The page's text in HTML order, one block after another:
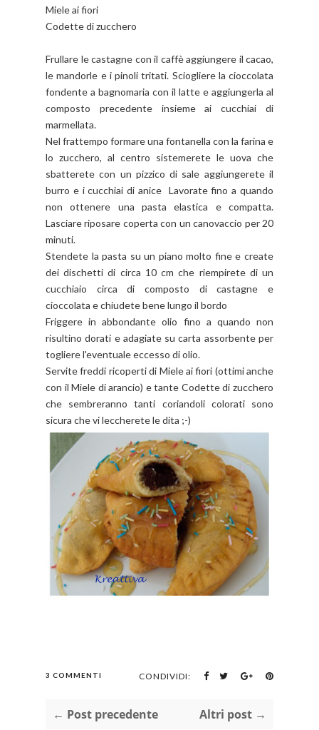
Miele ai fiori
Codette di zucchero
Frullare le castagne con il caffè aggiungere il cacao,
le mandorle e i pinoli tritati. Sciogliere la cioccolata
fondente a bagnomaria con il latte e aggiungerla al
composto precedente insieme ai cucchiai di
marmellata.
Nel frattempo formare una fontanella con la farina e
lo zucchero, al centro sistemerete le uova che
sbatterete con un pizzico di sale aggiungerete il
burro e i cucchiai di anice Lavorate fino a quando
non ottenere una pasta elastica e compatta.
Lasciare riposare coperta con un canovaccio per 20
minuti.
Stendete la pasta su un piano molto fine e create
dei dischetti di circa 10 cm che riempirete di un
cucchiaio circa di composto di castagne e
cioccolata e chiudete bene lungo il bordo
Friggere in abbondante olio fino a quando non
risultino dorati e adagiate su carta assorbente per
togliere l'eventuale eccesso di olio.
Servite freddi ricoperti di Miele ai fiori (ottimi anche
con il Miele di arancio) e tante Codette di zucchero
che sembreranno tanti coriandoli colorati sono
sicura che vi leccherete le dita ;-)
3 COMMENTI CONDIVIDI:
← Post precedente Altri post →